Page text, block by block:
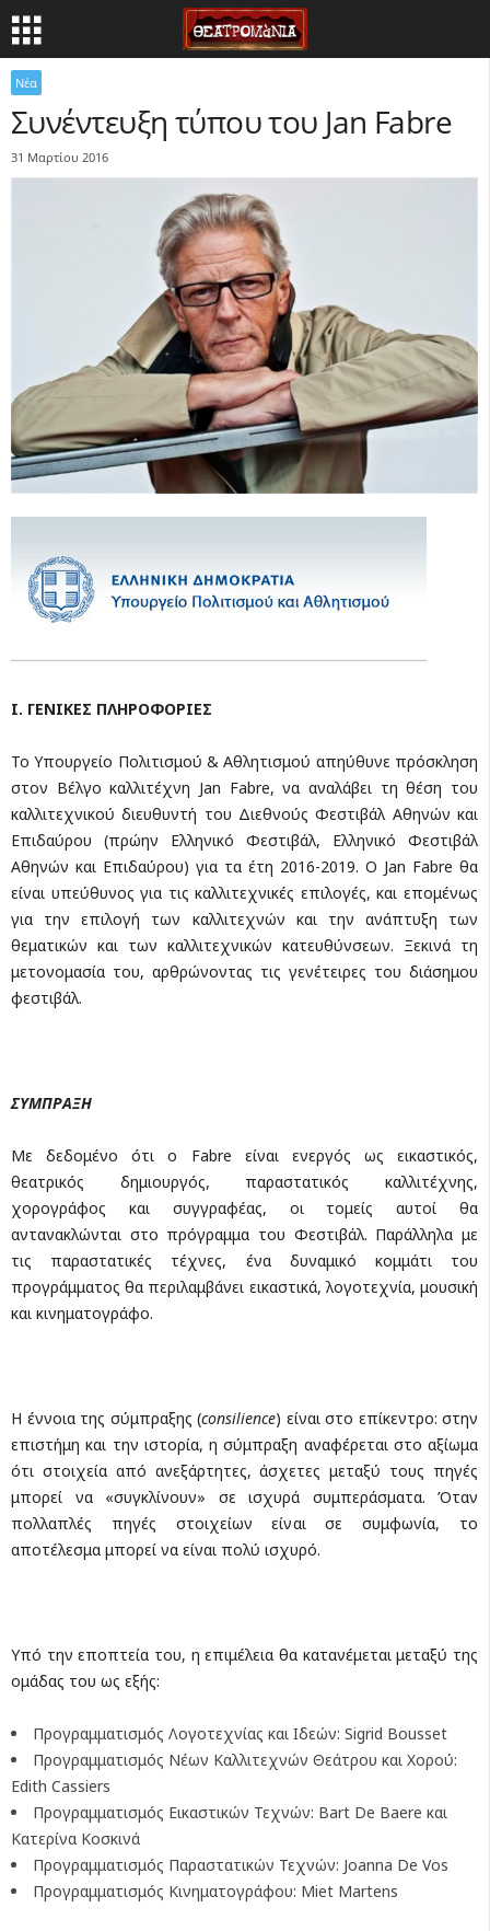
Νέα
Συνέντευξη τύπου του Jan Fabre
31 Μαρτίου 2016
Ι. ΓΕΝΙΚΕΣ ΠΛΗΡΟΦΟΡΙΕΣ
Το Υπουργείο Πολιτισμού & Αθλητισμού απηύθυνε πρόσκληση
στον Βέλγο καλλιτέχνη Jan Fabre, να αναλάβει τη θέση του
καλλιτεχνικού διευθυντή του Διεθνούς Φεστιβάλ Αθηνών και
Επιδαύρου (πρώην Ελληνικό Φεστιβάλ, Ελληνικό Φεστιβάλ
Αθηνών και Επιδαύρου) για τα έτη 2016-2019. Ο Jan Fabre θα
είναι υπεύθυνος για τις καλλιτεχνικές επιλογές, και επομένως
για την επιλογή των καλλιτεχνών και την ανάπτυξη των
θεματικών και των καλλιτεχνικών κατευθύνσεων. Ξεκινά τη
μετονομασία του, αρθρώνοντας τις γενέτειρες του διάσημου
φεστιβάλ.
ΣΥΜΠΡΑΞΗ
Με δεδομένο ότι ο Fabre είναι ενεργός ως εικαστικός,
θεατρικός δημιουργός, παραστατικός καλλιτέχνης,
χορογράφος και συγγραφέας, οι τομείς αυτοί θα
αντανακλώνται στο πρόγραμμα του Φεστιβάλ. Παράλληλα με
τις παραστατικές τέχνες, ένα δυναμικό κομμάτι του
προγράμματος θα περιλαμβάνει εικαστικά, λογοτεχνία, μουσική
και κινηματογράφο.
Η έννοια της σύμπραξης (consilience) είναι στο επίκεντρο: στην
επιστήμη και την ιστορία, η σύμπραξη αναφέρεται στο αξίωμα
ότι στοιχεία από ανεξάρτητες, άσχετες μεταξύ τους πηγές
μπορεί να «συγκλίνουν» σε ισχυρά συμπεράσματα. Όταν
πολλαπλές πηγές στοιχείων είναι σε συμφωνία, το
αποτέλεσμα μπορεί να είναι πολύ ισχυρό.
Υπό την εποπτεία του, η επιμέλεια θα κατανέμεται μεταξύ της
ομάδας του ως εξής:
Προγραμματισμός Λογοτεχνίας και Ιδεών: Sigrid Bousset
Προγραμματισμός Νέων Καλλιτεχνών Θεάτρου και Χορού:
Edith Cassiers
Προγραμματισμός Εικαστικών Τεχνών: Bart De Baere και
Κατερίνα Κοσκινά
Προγραμματισμός Παραστατικών Τεχνών: Joanna De Vos
Προγραμματισμός Κινηματογράφου: Miet Martens